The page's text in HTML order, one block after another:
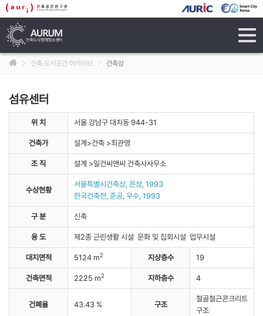
건축·도시공간 아카이브 건축상
섬유센터
위 치 서울 강남구 대치동 944-31
건축가 설계>건축 >최관영
조 직 설계 >일건씨앤씨 건축사사무소
수상현황
서울특별시건축상, 은상, 1993
한국건축전, 준공, 우수, 1993
구 분 신축
용 도 제2종 근린생활 시설 문화 및 집회시설 업무시설
대지면적 5124 m2 지상층수 19
건축면적 2225 m2 지하층수 4
건폐율 43.43 % 구조
철골철근콘크리트
구조